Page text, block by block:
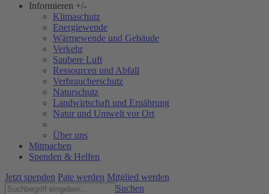
Informieren +/-
Klimaschutz
Energiewende
Wärmewende und Gebäude
Verkehr
Saubere Luft
Ressourcen und Abfall
Verbraucherschutz
Naturschutz
Landwirtschaft und Ernährung
Natur und Umwelt vor Ort
Über uns
Mitmachen
Spenden & Helfen
Jetzt spenden Pate werden Mitglied werden
Suchen